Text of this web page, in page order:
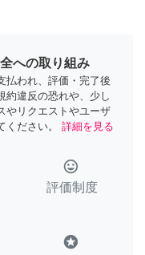
への取り組み
払われ、評価・完了後
約違反の恐れや、少し
やリクエストやユーザ
ださい。
詳細を見る
tag_faces
評価制度
stars